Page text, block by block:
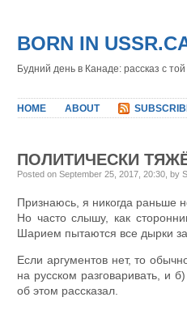
BORN IN
Будний день в Канаде: рассказ с
HOME ABOUT
ПОЛИТИЧЕСКИ
Posted on September 25, 2017, 20:30, by
Признаюсь, я никогда раньше
Но часто слышу, как
Шарием пытаются все дырки
Если аргументов нет, то
на русском разговаривать, и
об этом рассказал.